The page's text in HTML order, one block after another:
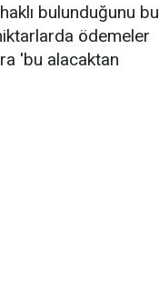
bulunduğunu bu
ödemeler
'bu alacaktan